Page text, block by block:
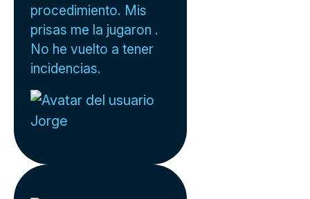
procedimiento. Mis
prisas me la jugaron .
No he vuelto a tener
incidencias.
Jorge